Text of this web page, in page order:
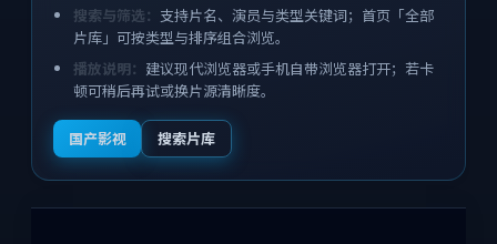
搜索与筛选： 支持片名、演员与类型关键词；首页「全部
片库」可按类型与排序组合浏览。
播放说明： 建议现代浏览器或手机自带浏览器打开；若卡
顿可稍后再试或换片源清晰度。
国产影视 搜索片库